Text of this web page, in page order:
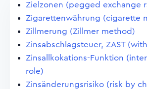
Zielzonen (pegged exchange
Zigarettenwährung (cigarette
Zillmerung (Zillmer method)
Zinsabschlagsteuer, ZAST
Zinsallkokations-Funktion
role)
Zinsänderungsrisiko (risk by